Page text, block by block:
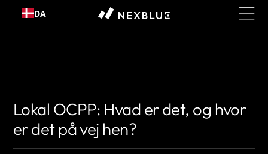
Gå til
indhold
DA
Lokal OCPP: Hvad er det, og hvor
er det på vej hen?